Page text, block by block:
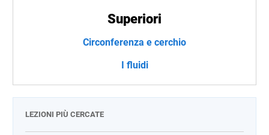
Superiori
Circonferenza e cerchio
I fluidi
LEZIONI PIÙ CERCATE